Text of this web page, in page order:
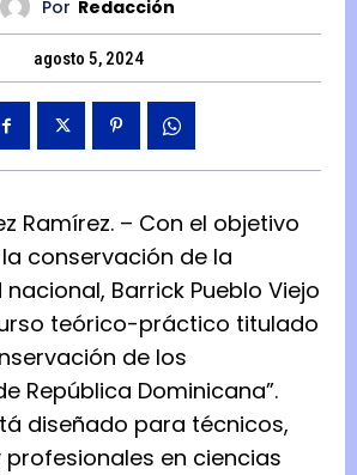
Por Redacción
agosto 5, 2024
Ramírez. – Con el objetivo
conservación de la
Barrick Pueblo Viejo
teórico-práctico titulado
de los
República Dominicana”.
diseñado para técnicos,
en ciencias